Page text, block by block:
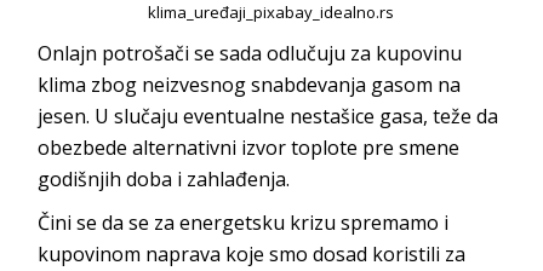
klima_uređaji_pixabay_idealno.rs
Onlajn potrošači se sada odlučuju za kupovinu
klima zbog neizvesnog snabdevanja gasom na
jesen. U slučaju eventualne nestašice gasa, teže da
obezbede alternativni izvor toplote pre smene
godišnjih doba i zahlađenja.
Čini se da se za energetsku krizu spremamo i
kupovinom naprava koje smo dosad koristili za